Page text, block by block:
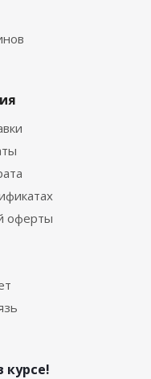
оферты
курсе!